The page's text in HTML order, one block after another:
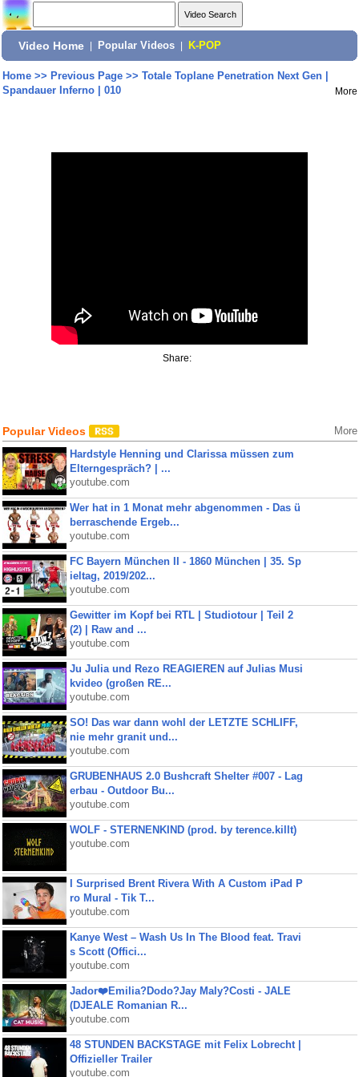
Video Home Popular Videos K-POP
Home>> Previous Page>> Totale Toplane Penetration Next Gen |
Spandauer Inferno | 010
More
Share:
Popular Videos More
Hardstyle Henning und Clarissa müssen zum
Elterngespräch? | ...
youtube.com
Wer hat in 1 Monat mehr abgenommen - Das ü
berraschende Ergeb...
youtube.com
FC Bayern München II - 1860 München | 35. Sp
ieltag, 2019/202...
youtube.com
Gewitter im Kopf bei RTL | Studiotour | Teil 2
(2) | Raw and ...
youtube.com
Ju Julia und Rezo REAGIEREN auf Julias Musi
kvideo (großen RE...
youtube.com
SO! Das war dann wohl der LETZTE SCHLIFF,
nie mehr granit und...
youtube.com
GRUBENHAUS 2.0 Bushcraft Shelter #007 - Lag
erbau - Outdoor Bu...
youtube.com
WOLF - STERNENKIND (prod. by terence.killt)
youtube.com
I Surprised Brent Rivera With A Custom iPad P
ro Mural - Tik T...
youtube.com
Kanye West – Wash Us In The Blood feat. Travi
s Scott (Offici...
youtube.com
Jador❤️Emilia?Dodo?Jay Maly?Costi - JALE
(DJEALE Romanian R...
youtube.com
48 STUNDEN BACKSTAGE mit Felix Lobrecht |
Offizieller Trailer
youtube.com